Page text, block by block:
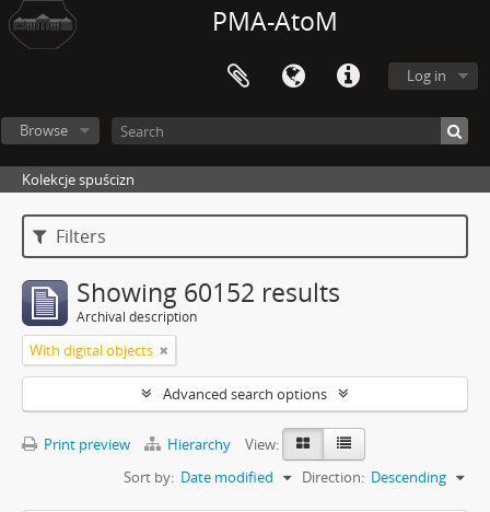
PMA-AtoM
Log in
Browse
Kolekcje spuścizn
Filters
Showing 60152 results
Archival description
With digital objects
Advanced search options
Print preview Hierarchy
View:
Sort by: Date modified Direction: Descending